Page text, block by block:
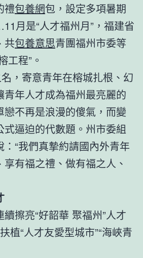
禮包養網包，設定多項暑期
月是“人才福州月”，福建省
共包養意思青團福州市委等
工程”。
，寄意青年在榕城扎根、幻
年人才成為福州最亮麗的
戀不再是浪漫的傻氣，而變
式逼迫的代數題。州市委組
“我們真摯約請國內外青年
有福之禮、做有福之人、
擦亮“好韶華 聚福州”人才
植“人才友愛型城市”“海峽青